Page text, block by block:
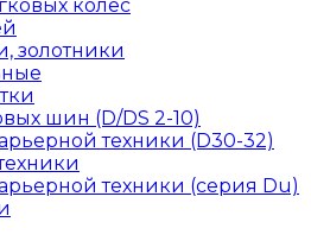
колес
золотники
шин (D/DS 2-10)
техники (D30-32)
техники (серия Du)